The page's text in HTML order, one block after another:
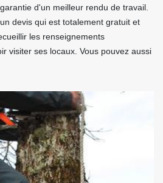
d'un meilleur rendu de travail.
devis qui est totalement gratuit et
les renseignements
visiter ses locaux. Vous pouvez aussi